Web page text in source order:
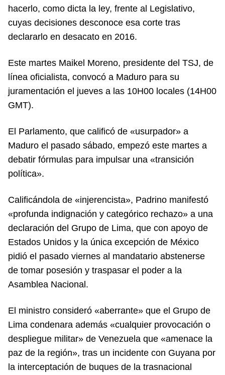
hacerlo, como dicta la ley, frente al Legislativo,
cuyas decisiones desconoce esa corte tras
declararlo en desacato en 2016.
Este martes Maikel Moreno, presidente del TSJ, de
línea oficialista, convocó a Maduro para su
juramentación el jueves a las 10H00 locales (14H00
GMT).
El Parlamento, que calificó de «usurpador» a
Maduro el pasado sábado, empezó este martes a
debatir fórmulas para impulsar una «transición
política».
Calificándola de «injerencista», Padrino manifestó
«profunda indignación y categórico rechazo» a una
declaración del Grupo de Lima, que con apoyo de
Estados Unidos y la única excepción de México
pidió el pasado viernes al mandatario abstenerse
de tomar posesión y traspasar el poder a la
Asamblea Nacional.
El ministro consideró «aberrante» que el Grupo de
Lima condenara además «cualquier provocación o
despliegue militar» de Venezuela que «amenace la
paz de la región», tras un incidente con Guyana por
la interceptación de buques de la trasnacional